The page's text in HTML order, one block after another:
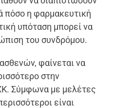
πόσο η φαρμακευτική
υπόταση μπορεί να
του συνδρόμου.
φαίνεται να
στην
Σύμφωνα με μελέτες
είναι